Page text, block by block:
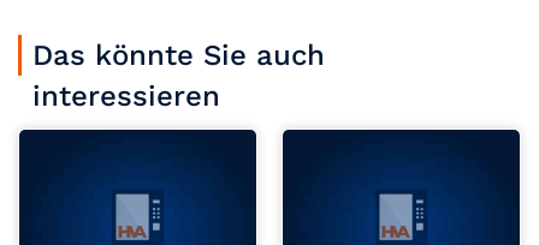
Das könnte Sie auch
interessieren